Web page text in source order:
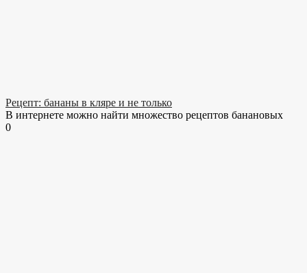
Рецепт: бананы в кляре и не только
В интернете можно найти множество рецептов банановых
0